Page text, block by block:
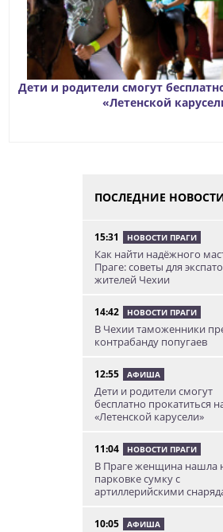
Дети и родители смогут
«Летенской
ПОСЛЕДНИЕ
15:31 НОВОСТИ ПРАГИ
Как найти надёжного
Праге: советы для
жителей Чехии
14:42 НОВОСТИ ПРАГИ
В Чехии таможенники
контрабанду попугаев
12:55 АФИША
Дети и родители смогут
бесплатно прокатиться
«Летенской карусели»
11:04 НОВОСТИ ПРАГИ
В Праге женщина нашла
парковке сумку с
артиллерийскими
10:05 АФИША